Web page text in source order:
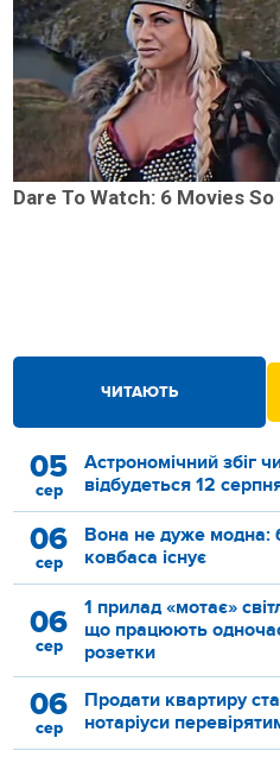
ЧИТАЮТЬ
05
сер
Астрономічний збіг
відбудеться 12
06
сер
Вона не дуже модна:
ковбаса існує
06
сер
1 прилад «мотає»
що працюють
розетки
06
сер
Продати квартиру
нотаріуси
Dare To Watch: 6 Movies